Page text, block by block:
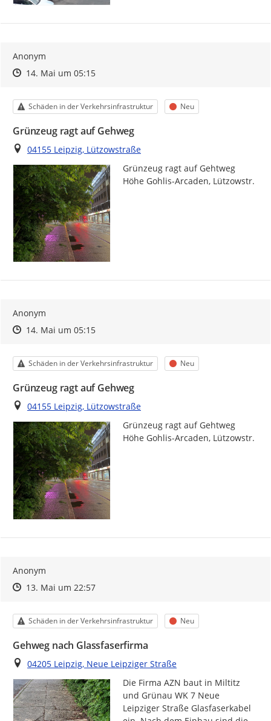
Anonym
Zeitpunkt des Erstellens
Zeitpunkt des Erstellens
14. Mai um 05:15Zur Äußerung
Kategorie
Schäden in der Verkehrsinfrastruktur Status
Neu
Grünzeug ragt auf Gehweg
Ort
04155 Leipzig, Lützowstraße
Grünzeug ragt auf Gehtweg
Höhe Gohlis-Arcaden, Lützowstr.
Anonym
Zeitpunkt des Erstellens
Zeitpunkt des Erstellens
14. Mai um 05:15Zur Äußerung
Kategorie
Schäden in der Verkehrsinfrastruktur Status
Neu
Grünzeug ragt auf Gehweg
Ort
04155 Leipzig, Lützowstraße
Grünzeug ragt auf Gehtweg
Höhe Gohlis-Arcaden, Lützowstr.
Anonym
Zeitpunkt des Erstellens
Zeitpunkt des Erstellens
13. Mai um 22:57Zur Äußerung
Kategorie
Schäden in der Verkehrsinfrastruktur Status
Neu
Gehweg nach Glassfaserfirma
Ort
04205 Leipzig, Neue Leipziger Straße
Die Firma AZN baut in Miltitz
und Grünau WK 7 Neue
Leipziger Straße Glasfaserkabel